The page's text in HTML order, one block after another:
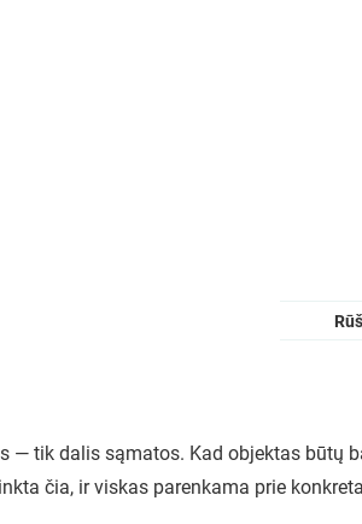
— tik dalis sąmatos. Kad objektas būtų
čia, ir viskas parenkama prie